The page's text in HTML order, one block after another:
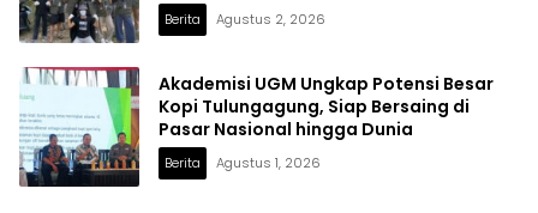
Berita Agustus 2, 2026
Akademisi UGM Ungkap Potensi Besar
Kopi Tulungagung, Siap Bersaing di
Pasar Nasional hingga Dunia
Berita Agustus 1, 2026